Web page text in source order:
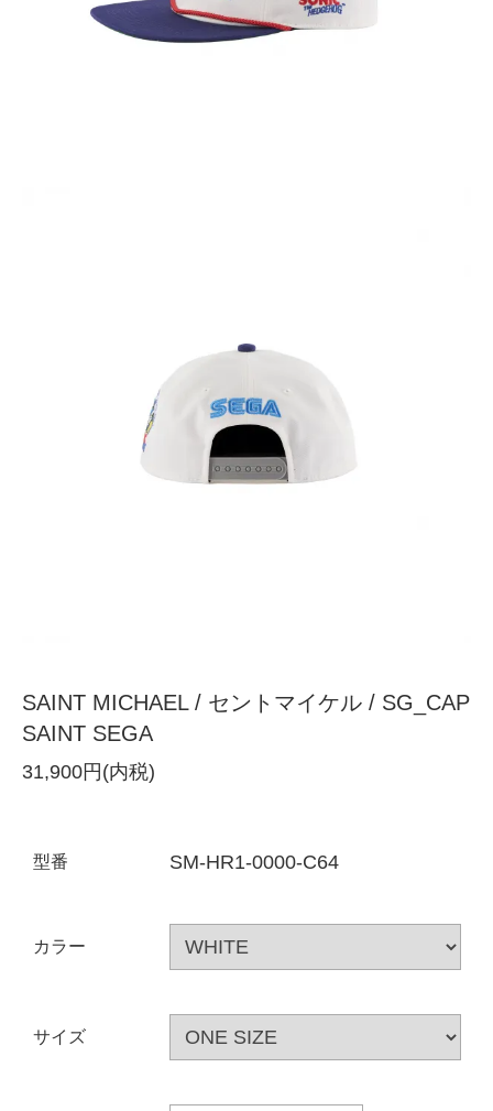
SAINT MICHAEL / セントマイケル / SG_CAP
SAINT SEGA
31,900円(内税)
型番 SM-HR1-0000-C64
カラー
サイズ